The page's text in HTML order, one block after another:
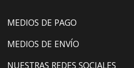
MEDIOS DE PAGO
MEDIOS DE ENVÍO
NUESTRAS REDES SOCIALES